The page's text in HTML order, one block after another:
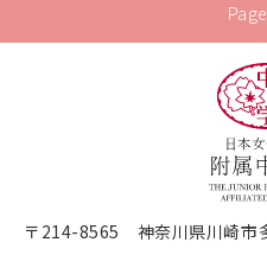
〒214-8565 神奈川県川崎市